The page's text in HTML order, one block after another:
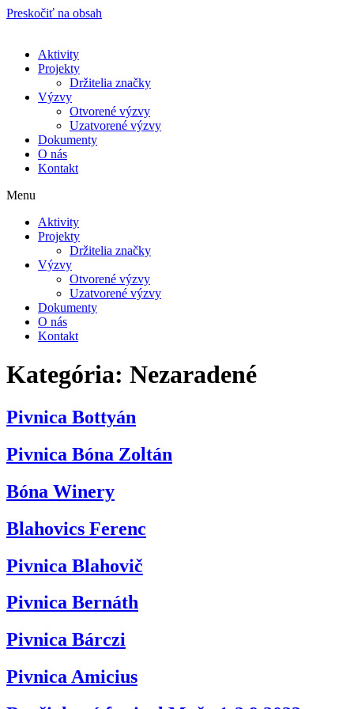
Preskočiť na obsah
Aktivity
Projekty
Držitelia značky
Výzvy
Otvorené výzvy
Uzatvorené výzvy
Dokumenty
O nás
Kontakt
Menu
Aktivity
Projekty
Držitelia značky
Výzvy
Otvorené výzvy
Uzatvorené výzvy
Dokumenty
O nás
Kontakt
Kategória: Nezaradené
Pivnica Bottyán
Pivnica Bóna Zoltán
Bóna Winery
Blahovics Ferenc
Pivnica Blahovič
Pivnica Bernáth
Pivnica Bárczi
Pivnica Amicius